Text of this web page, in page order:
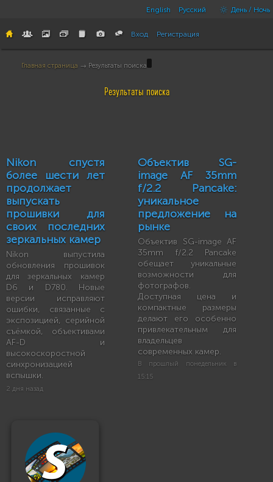
English Русский День / Ночь
Вход Регистрация
Главная страница → Результаты поиска
Результаты поиска
Nikon спустя
более шести лет
продолжает
выпускать
прошивки для
своих последних
зеркальных камер
Nikon выпустила
обновления прошивок
для зеркальных камер
D6 и D780. Новые
версии исправляют
ошибки, связанные с
экспозицией, серийной
съёмкой, объективами
AF-D и
высокоскоростной
синхронизацией
вспышки.
2 дня назад
Объектив SG-
image AF 35mm
f/2.2 Pancake:
уникальное
предложение на
рынке
Объектив SG-image AF
35mm f/2.2 Pancake
обещает уникальные
возможности для
фотографов.
Доступная цена и
компактные размеры
делают его особенно
привлекательным для
владельцев
современных камер.
В прошлый понедельник в
15:15